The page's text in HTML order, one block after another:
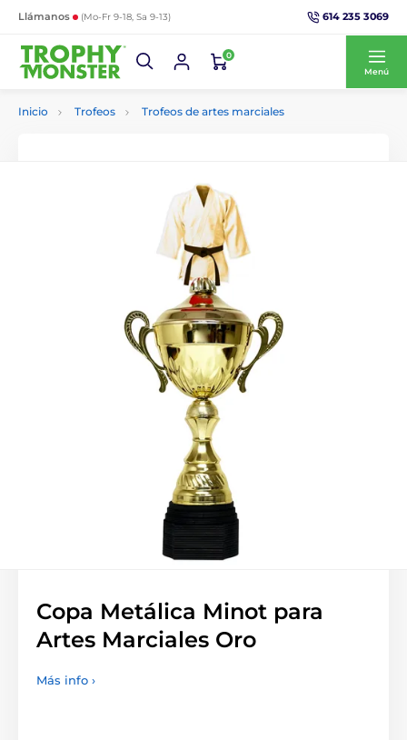
Llámanos (Mo-Fr 9-18, Sa 9-13) 614 235 3069
0
Menú
Inicio Trofeos Trofeos de artes marciales
Copa Metálica Minot para
Artes Marciales Oro
Más info ›